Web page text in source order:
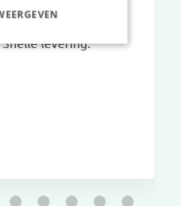
levering.